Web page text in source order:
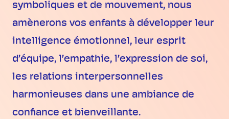
symboliques et de mouvement, nous
amènerons vos enfants à développer leur
intelligence émotionnel, leur esprit
d’équipe, l’empathie, l’expression de soi,
les relations interpersonnelles
harmonieuses dans une ambiance de
confiance et bienveillante.